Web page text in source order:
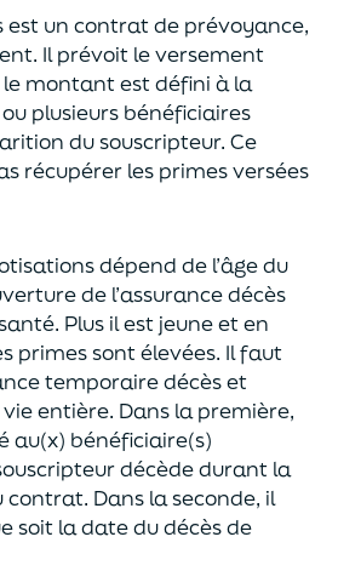
est un contrat de prévoyance,
Il prévoit le versement
montant est défini à la
ou plusieurs bénéficiaires
du souscripteur. Ce
récupérer les primes versées
dépend de l’âgedu
de l’assurance décès
Plus il est jeuneet en
primes sont élevées. Il faut
temporaire décès et
vie entière. Dans la première,
au(x) bénéficiaire(s)
décède durant la
Dans la seconde, il
soit la date du décès de